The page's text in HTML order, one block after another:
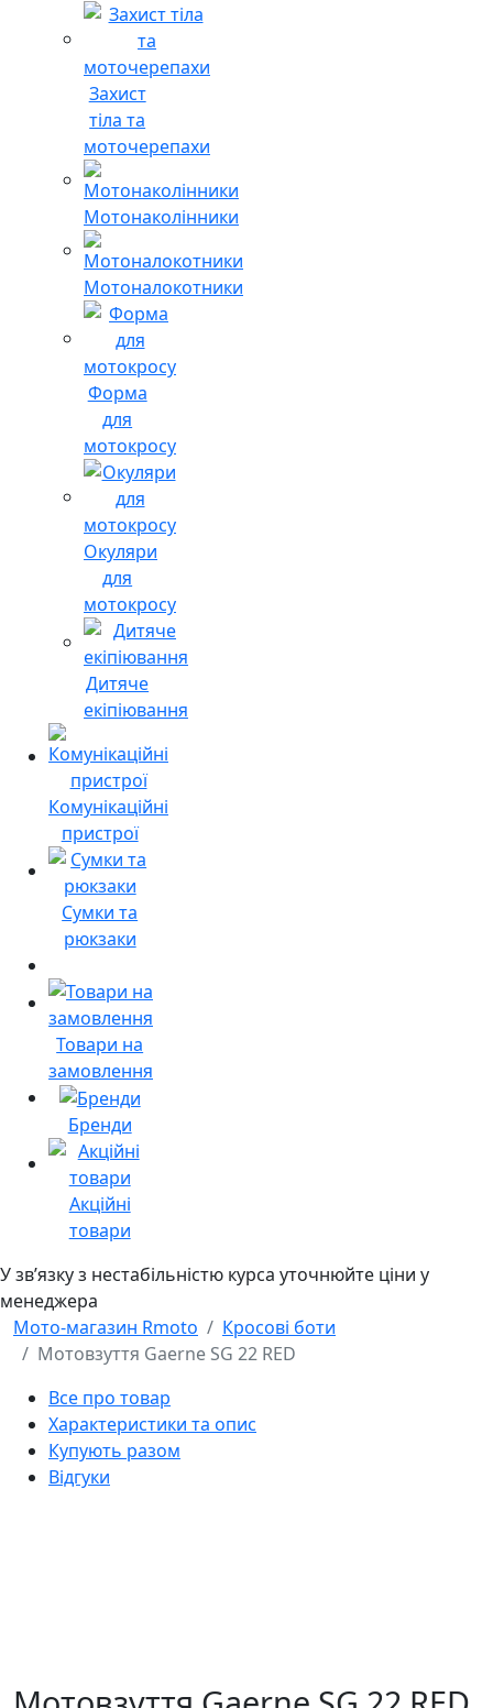
Захист
тіла та
моточерепахи
Мотонаколінники
Мотоналокотники
Форма
для
мотокросу
Окуляри
для
мотокросу
Дитяче
екіпіювання
Комунікаційні
пристрої
Сумки та
рюкзаки
Товари на
замовлення
Бренди
Акційні
товари
У звʼязку з нестабільністю курса уточнюйте ціни у
менеджера
Мото-магазин Rmoto
Кросові боти
Мотовзуття Gaerne SG 22 RED
Все про товар
Характеристики та опис
Купують разом
Відгуки